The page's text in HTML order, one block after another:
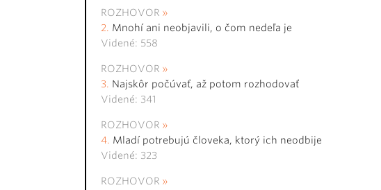
ROZHOVOR
Mnohí ani neobjavili, o čom nedeľa je
Videné: 558
ROZHOVOR
Najskôr počúvať, až potom rozhodovať
Videné: 341
ROZHOVOR
Mladí potrebujú človeka, ktorý ich neodbije
Videné: 323
ROZHOVOR